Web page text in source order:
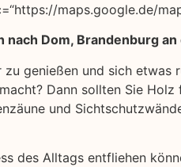
maps.google.de/
Dom, Brandenburg an
genießen und sich
Dann sollten Sie
und
des Alltags entfliehen